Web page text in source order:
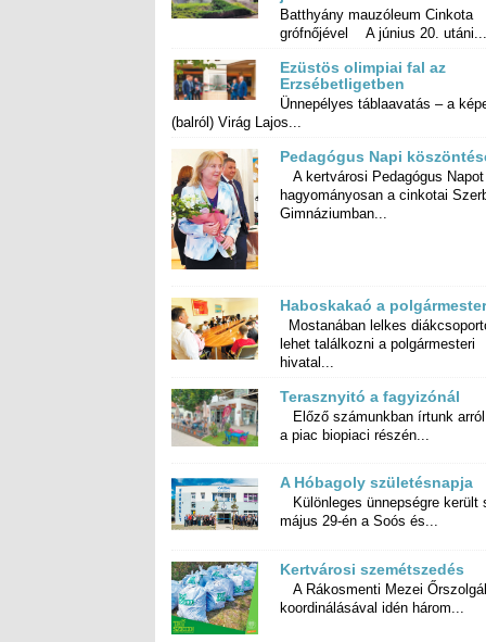
Batthyány mauzóleum Cinkota
grófnőjével A június 20. utáni...
Ezüstös olimpiai fal az
Erzsébetligetben
Ünnepélyes táblaavatás – a
(balról) Virág Lajos...
Pedagógus Napi
A kertvárosi Pedagógus Napot
hagyományosan a cinkotai Szerb Antal
Gimnáziumban...
Haboskakaó a
Mostanában lelkes
lehet találkozni a
hivatal...
Terasznyitó a fagyizónál
Előző számunkban írtunk
a piac biopiaci részén...
A Hóbagoly születésnapja
Különleges ünnepségre került
május 29-én a Soós és...
Kertvárosi szemétszedés
A Rákosmenti Mezei
koordinálásával idén három...